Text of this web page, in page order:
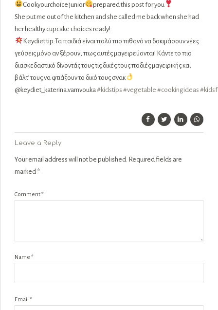
Cookyourchoice junior
prepared this post for you
She put me out of the kitchen and she called me back when she had
her healthy cupcake choices ready!
Keydiet tip:Τα παιδιά είναι πολύ πιο πιθανό να δοκιμάσουν νέες
γεύσεις μόνο αν ξέρουν, πως αυτές μαγειρεύονται! Κάντε το πιο
διασκεδαστικό δίνοντάς τους τις δικές τους ποδιές μαγειρικής και
βάλτ’ τους να φτιάξουν το δικό τους σνακ
@keydiet_katerina.vamvouka #kidstips #vegetable #cookingideas #
Leave a Reply
Your email address will not be published. Required fields are
marked *
Comment*
Name *
Email *